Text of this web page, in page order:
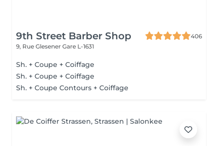
9th Street Barber Shop
406
9, Rue Glesener Gare L-1631
Sh. + Coupe + Coiffage
Sh. + Coupe + Coiffage
Sh. + Coupe Contours + Coiffage